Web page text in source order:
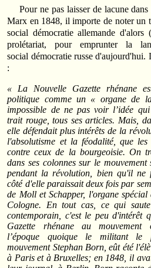
Pour ne pas laisser de lacune
Marx en 1848, il importe de noter un
social démocratie allemande
prolétariat, pour emprunter la
social démocratie russe d'aujourd'hui.
:
« La Nouvelle Gazette rhénane
politique comme un « organe de
impossible de ne pas voir l’idée
trait rouge, tous ses articles. Mais,
elle défendait plus intérêts de la
l'absolutisme et la féodalité, que
contre ceux de la bourgeoisie. On
dans ses colonnes sur le
pendant la révolution, bien qu'il ne
côté d'elle paraissait deux fois par
de Moll et Schapper, l'organe
Cologne. En tout cas, ce qui
contemporain, c'est le peu d'intérêt
Gazette rhénane au mouvement
l’époque quoique le militant le
mouvement Stephan Born, eût été
à Paris et à Bruxelles; en 1848, il